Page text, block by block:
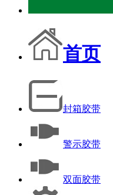
首页
封箱胶带
警示胶带
双面胶带